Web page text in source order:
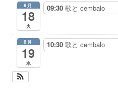
8月
18
火
09:30 歌と cembalo
8月
19
水
10:30 歌と cembalo